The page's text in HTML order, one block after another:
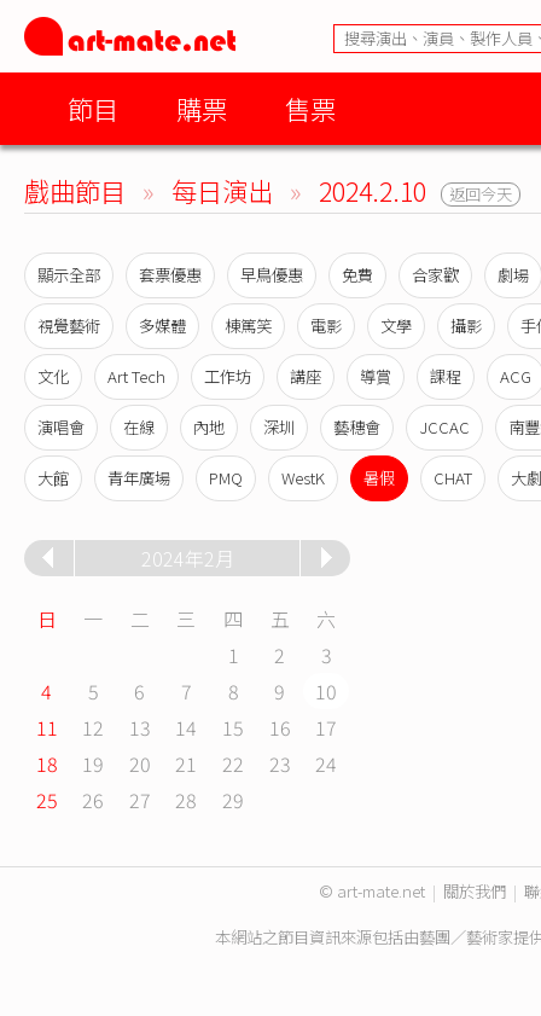
節目 購票 售票
戲曲節目 » 每日演出 » 2024.2.10 返回今天
顯示全部 套票優惠 早鳥優惠 免費 合家歡 劇場
視覺藝術 多媒體 棟篤笑 電影 文學 攝影 手
文化 Art Tech 工作坊 講座 導賞 課程 ACG
演唱會 在線 內地 深圳 藝穗會 JCCAC 南
大館 青年廣場 PMQ WestK 暑假 CHAT 大
2024年2月
日 一 二 三 四 五
六
1
2
3
4
5 6 7 8 9
10
11
12 13 14 15 16
17
18
19 20 21 22 23
24
25
26 27 28 29
© art-mate.net | 關於我們 |
本網站之節目資訊來源包括由藝團／藝術家提